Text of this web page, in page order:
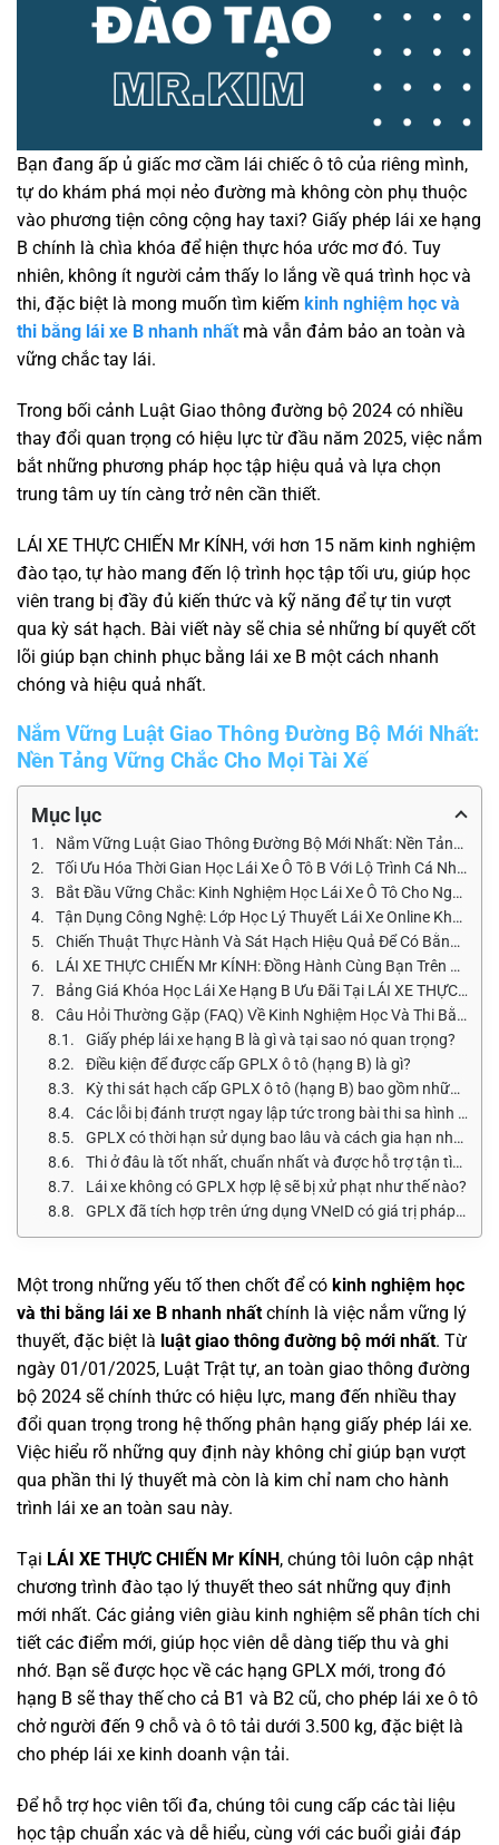
Bạn đang ấp ủ giấc mơ cầm lái chiếc ô tô của riêng mình,
tự do khám phá mọi nẻo đường mà không còn phụ thuộc
vào phương tiện công cộng hay taxi? Giấy phép lái xe hạng
B chính là chìa khóa để hiện thực hóa ước mơ đó. Tuy
nhiên, không ít người cảm thấy lo lắng về quá trình học và
thi, đặc biệt là mong muốn tìm kiếm kinh nghiệm học và
thi bằng lái xe B nhanh nhất mà vẫn đảm bảo an toàn và
vững chắc tay lái.
Trong bối cảnh Luật Giao thông đường bộ 2024 có nhiều
thay đổi quan trọng có hiệu lực từ đầu năm 2025, việc nắm
bắt những phương pháp học tập hiệu quả và lựa chọn
trung tâm uy tín càng trở nên cần thiết.
LÁI XE THỰC CHIẾN Mr KÍNH, với hơn 15 năm kinh nghiệm
đào tạo, tự hào mang đến lộ trình học tập tối ưu, giúp học
viên trang bị đầy đủ kiến thức và kỹ năng để tự tin vượt
qua kỳ sát hạch. Bài viết này sẽ chia sẻ những bí quyết cốt
lõi giúp bạn chinh phục bằng lái xe B một cách nhanh
chóng và hiệu quả nhất.
Nắm Vững Luật Giao Thông Đường Bộ Mới Nhất:
Nền Tảng Vững Chắc Cho Mọi Tài Xế
Mục lục
Nắm Vững Luật Giao Thông Đường Bộ Mới Nhất: Nền Tảng Vững Chắc Cho Mọi Tài Xế
Tối Ưu Hóa Thời Gian Học Lái Xe Ô Tô B Với Lộ Trình Cá Nhân Hóa
Bắt Đầu Vững Chắc: Kinh Nghiệm Học Lái Xe Ô Tô Cho Người Mới Bắt Đầu
Tận Dụng Công Nghệ: Lớp Học Lý Thuyết Lái Xe Online Không Giới Hạn và Học Lái Xe B Online
Chiến Thuật Thực Hành Và Sát Hạch Hiệu Quả Để Có Bằng Lái Xe B Nhanh Nhất
LÁI XE THỰC CHIẾN Mr KÍNH: Đồng Hành Cùng Bạn Trên Hành Trình Chinh Phục Giấy Phép Lái Xe B
Bảng Giá Khóa Học Lái Xe Hạng B Ưu Đãi Tại LÁI XE THỰC CHIẾN Mr KÍNH
Câu Hỏi Thường Gặp (FAQ) Về Kinh Nghiệm Học Và Thi Bằng Lái Xe B Nhanh Nhất
Giấy phép lái xe hạng B là gì và tại sao nó quan trọng?
Điều kiện để được cấp GPLX ô tô (hạng B) là gì?
Kỳ thi sát hạch cấp GPLX ô tô (hạng B) bao gồm những phần thi nào?
Các lỗi bị đánh trượt ngay lập tức trong bài thi sa hình (hạng B) là gì?
GPLX có thời hạn sử dụng bao lâu và cách gia hạn như thế nào?
Thi ở đâu là tốt nhất, chuẩn nhất và được hỗ trợ tận tình nhất?
Lái xe không có GPLX hợp lệ sẽ bị xử phạt như thế nào?
GPLX đã tích hợp trên ứng dụng VNeID có giá trị pháp lý không?
Một trong những yếu tố then chốt để có kinh nghiệm học
và thi bằng lái xe B nhanh nhất chính là việc nắm vững lý
thuyết, đặc biệt là luật giao thông đường bộ mới nhất. Từ
ngày 01/01/2025, Luật Trật tự, an toàn giao thông đường
bộ 2024 sẽ chính thức có hiệu lực, mang đến nhiều thay
đổi quan trọng trong hệ thống phân hạng giấy phép lái xe.
Việc hiểu rõ những quy định này không chỉ giúp bạn vượt
qua phần thi lý thuyết mà còn là kim chỉ nam cho hành
trình lái xe an toàn sau này.
Tại LÁI XE THỰC CHIẾN Mr KÍNH, chúng tôi luôn cập nhật
chương trình đào tạo lý thuyết theo sát những quy định
mới nhất. Các giảng viên giàu kinh nghiệm sẽ phân tích chi
tiết các điểm mới, giúp học viên dễ dàng tiếp thu và ghi
nhớ. Bạn sẽ được học về các hạng GPLX mới, trong đó
hạng B sẽ thay thế cho cả B1 và B2 cũ, cho phép lái xe ô tô
chở người đến 9 chỗ và ô tô tải dưới 3.500 kg, đặc biệt là
cho phép lái xe kinh doanh vận tải.
Để hỗ trợ học viên tối đa, chúng tôi cung cấp các tài liệu
học tập chuẩn xác và dễ hiểu, cùng với các buổi giải đáp